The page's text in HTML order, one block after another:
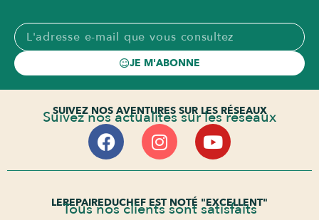
JE M'ABONNE
SUIVEZ NOS AVENTURES SUR LES RÉSEAUX
Suivez nos actualités sur les réseaux
LEREPAIREDUCHEF EST NOTÉ "EXCELLENT"
Tous nos clients sont satisfaits